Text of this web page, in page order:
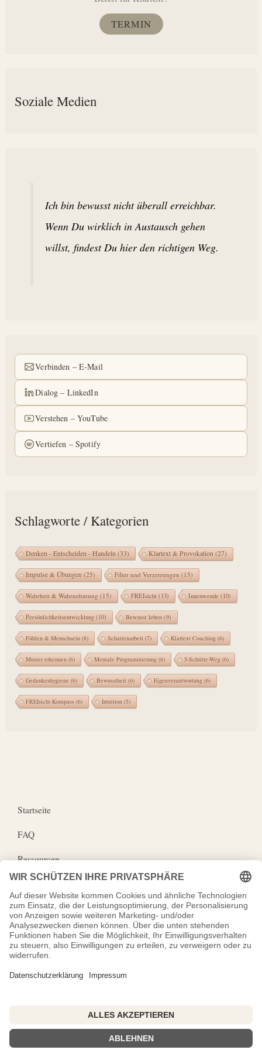
TERMIN
Soziale Medien
Ich bin bewusst nicht überall erreichbar.
Wenn Du wirklich in Austausch gehen
willst, findest Du hier den richtigen Weg.
Verbinden – E-Mail
Dialog – LinkedIn
Verstehen – YouTube
Vertiefen – Spotify
Schlagworte / Kategorien
Denken - Entscheiden - Handeln(33) Klartext & Provokation (27)
Impulse & Übungen (25) Filter und Verzerrungen (15)
Wahrheit & Wahrnehmung (15) FREIsicht (13) Innenwende (10)
Persönlichkeitsentwicklung (10) Bewusst leben (9)
Fühlen & Menschsein (8) Schattenarbeit (7) Klartext Coaching (6)
Muster erkennen (6) Mentale Programmierung (6) 5-Schritte-Weg (6)
Gedankenhygiene (6) Bewusstheit (6) Eigenverantwortung (6)
FREIsicht-Kompass (6) Intuition (5)
Startseite
FAQ
Ressourcen
Wirkungspartner
Impressum
Datenschutz
Kosmos der Erinnerung
Copyright © | 2026 FREIsicht durch InnenWENDE -